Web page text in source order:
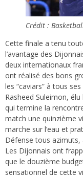
Crédit :
Cette finale a tenu
l’avantage des
deux internationaux
ont réalisé des bons
les “caviars” à tous
Rasheed Suleimon,
qui termine la
match une quinzième
marche sur l’eau et
Défense tous azimuts,
Les Dijonnais ont
que le douzième
sensationnel de cette